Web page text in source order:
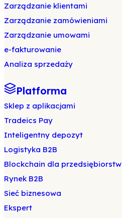
Zarządzanie klientami
Zarządzanie zamówieniami
Zarządzanie umowami
e-fakturowanie
Analiza sprzedaży
Platforma
Sklep z aplikacjami
Tradeics Pay
Inteligentny depozyt
Logistyka B2B
Blockchain dla przedsiębiorstw
Rynek B2B
Sieć biznesowa
Ekspert